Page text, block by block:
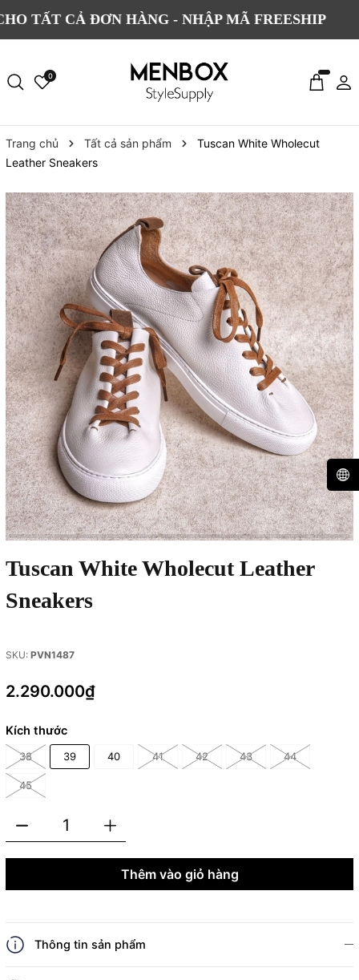
CẢ ĐƠN HÀNG - NHẬP MÃ FREESHIP
0
Trang chủ Tất cả sản phẩm
Tuscan White Wholecut
Leather Sneakers
Tuscan White Wholecut Leather
Sneakers
SKU: PVN1487
2.290.000₫
Kích thước
38 39 40 41 42 43 44
45
Thêm vào giỏ hàng
Thông tin sản phẩm